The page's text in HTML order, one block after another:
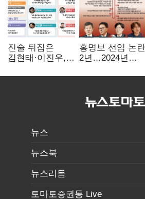
진술 뒤집은
김현태·이진우,
헌신"…법정서
홍명보 선임 논란
2년…2024년
압색까지
뉴스
뉴스북
뉴스리듬
토마토증권통 Live